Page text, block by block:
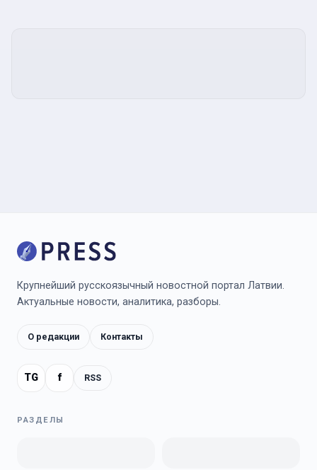
Крупнейший русскоязычный новостной портал Латвии.
Актуальные новости, аналитика, разборы.
О редакции Контакты
TG f RSS
РАЗДЕЛЫ